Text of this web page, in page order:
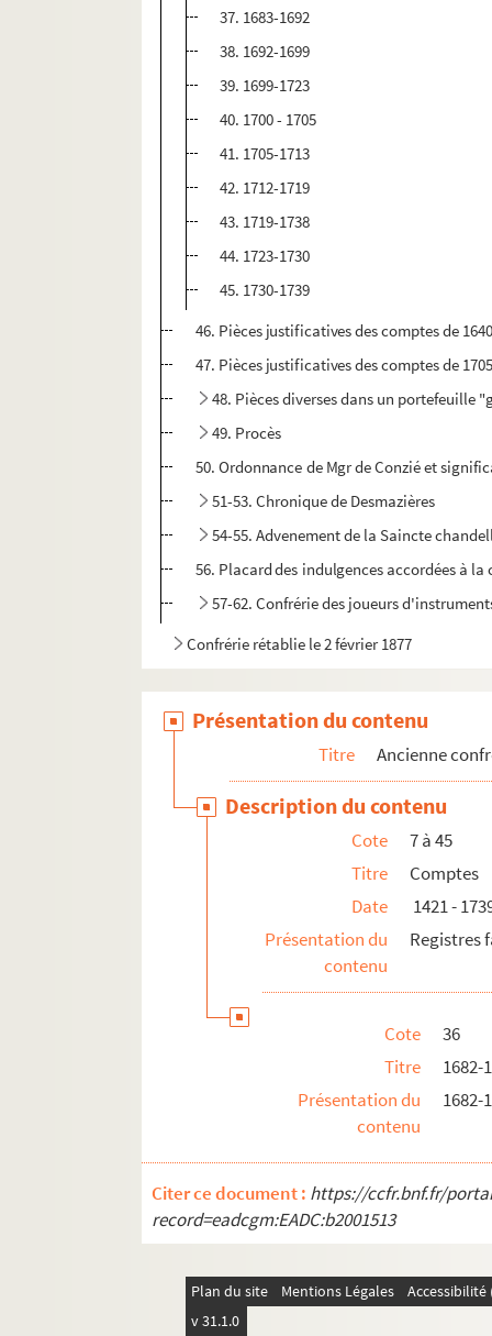
37. 1683-1692
38. 1692-1699
39. 1699-1723
40. 1700 - 1705
41. 1705-1713
42. 1712-1719
43. 1719-1738
44. 1723-1730
45. 1730-1739
46. Pièces justificatives des comptes de
47. Pièces justificatives des comptes de
48. Pièces diverses dans un portefeuille
49. Procès
50. Ordonnance de Mgr de Conzié et
51-53. Chronique de Desmazières
54-55. Advenement de la Saincte
56. Placard des indulgences accordées à
57-62. Confrérie des joueurs
Confrérie rétablie le 2 février 1877
Présentation du contenu
Titre Ancienne
Description du contenu
Cote
7 à 45
Titre
Comptes
Date
1421 -
Présentation du
contenu
Registres
Cote
36
Titre
1682-
Présentation du
contenu
1682-
Citer ce document : https://ccfr.bnf.fr/
record=eadcgm:EADC:b2001513
Plan du site Mentions Légales
v 31.1.0